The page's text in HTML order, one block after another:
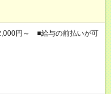
円～ ■給与の前払いが可